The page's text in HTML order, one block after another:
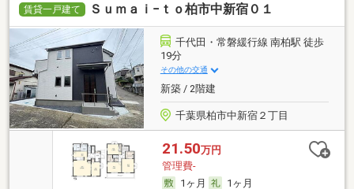
賃貸一戸建て Ｓｕｍａｉ−ｔｏ柏市中新宿０１
千代田・常磐緩行線 南柏駅 徒歩
19分
その他の交通
新築 / 2階建
千葉県柏市中新宿２丁目
21.50万円
管理費-
1ヶ月
1ヶ月